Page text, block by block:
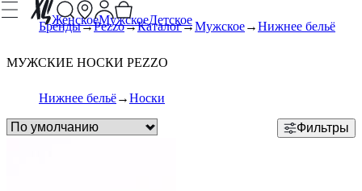
ЖенскоеМужскоеДетское
Бренды Pezzo Каталог Мужское Нижнее бельё
МУЖСКИЕ НОСКИ PEZZO
Нижнее бельё Носки
Фильтры